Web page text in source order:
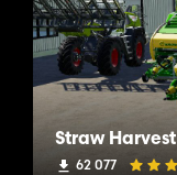
Straw Harvest
62 077